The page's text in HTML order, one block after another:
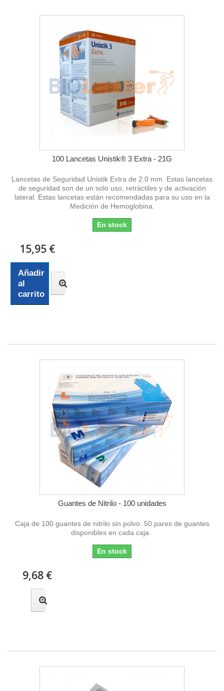
100 Lancetas Unistik® 3 Extra - 21G
Lancetas de Seguridad Unistik Extra de 2.0 mm. Estas lancetas
de seguridad son de un solo uso, retráctiles y de activación
lateral. Estas lancetas están recomendadas para su uso en la
Medición de Hemoglobina.
En stock
15,95 €
Añadir
al
carrito
Guantes de Nitrilo - 100 unidades
Caja de 100 guantes de nitrilo sin polvo. 50 pares de guantes
disponibles en cada caja.
En stock
9,68 €